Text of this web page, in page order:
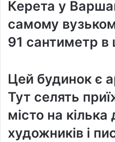
Керета у
самому
91 сантиметр в
Цей будинок є
Тут селять
місто на кілька
художників і